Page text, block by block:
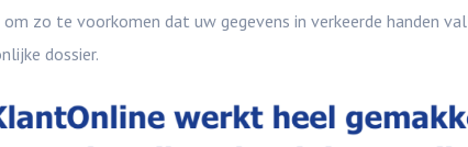
zo te voorkomen dat uw gegevens in verkeerde handen
dossier.